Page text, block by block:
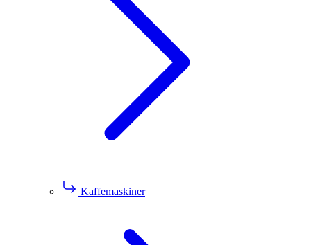
Kaffemaskiner